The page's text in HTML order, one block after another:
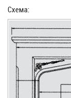
Схема: